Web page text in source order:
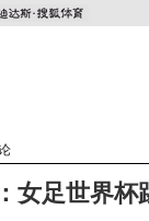
女足世界杯